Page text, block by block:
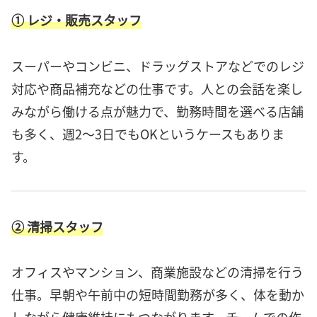
① レジ・販売スタッフ
スーパーやコンビニ、ドラッグストアなどでのレジ
対応や商品補充などの仕事です。人との会話を楽し
みながら働ける点が魅力で、勤務時間を選べる店舗
も多く、週2〜3日でもOKというケースもありま
す。
② 清掃スタッフ
オフィスやマンション、商業施設などの清掃を行う
仕事。早朝や午前中の短時間勤務が多く、体を動か